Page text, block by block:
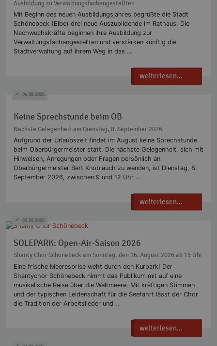
Ausbildung zu Verwaltungsfachangestellten
Mit Beginn des neuen Ausbildungsjahres begrüßte die Stadt
Schönebeck (Elbe) drei neue Auszubildende im Rathaus. Die
Nachwuchskräfte beginnen ihre Ausbildung zur
Verwaltungsfachangestellten und verstärken künftig die
Stadtverwaltung auf ihrem Weg in das ...
weiterlesen...
Keine Sprechstunde beim OB
Nächste Gelegenheit am Dienstag, 8. September 2026
Aufgrund der Urlaubszeit findet im August keine Sprechstunde
beim Oberbürgermeister statt. Die nächste Gelegenheit, sich mit
Hinweisen, Anregungen oder Fragen persönlich an
Oberbürgermeister Bert Knoblauch zu wenden, ist Dienstag, 8.
September 2026, zwischen 9 und 12 Uhr ...
weiterlesen...
04.08.2026
SOLEPARK: Open-Air-Saison 2026
Shanty Chor Schönebeck am Sonntag, den 16. August 2026 ab 15 Uhr
Eine frische Meeresbrise weht durch den Kurpark! Der
Shantychor Schönebeck nimmt das Publikum mit auf eine
musikalische Reise über die Weltmeere. Mit kräftigen Stimmen
und der typischen Leidenschaft für die Seefahrt lässt der Chor
die Tradition der Arbeitslieder und ...
weiterlesen...
03.08.2026